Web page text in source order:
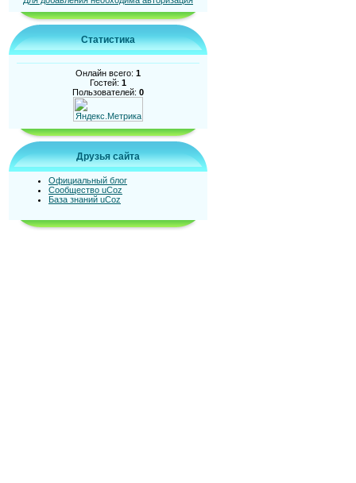
Статистика
Онлайн всего: 1
Гостей: 1
Пользователей: 0
Друзья сайта
Официальный блог
Сообщество uCoz
База знаний uCoz